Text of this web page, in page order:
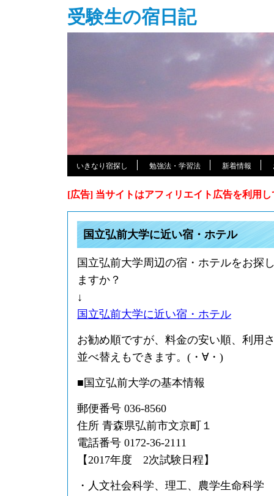
受験生の宿日記
いきなり宿探し 勉強法・学習法 新着情報
[広告] 当サイトはアフィリエイト広告を利用
国立弘前大学に近い宿・ホテル
国立弘前大学周辺の宿・ホテルをお探
ますか？
↓
国立弘前大学に近い宿・ホテル
お勧め順ですが、料金の安い順、利用
並べ替えもできます。(・∀・)
■国立弘前大学の基本情報
郵便番号 036-8560
住所 青森県弘前市文京町１
電話番号 0172-36-2111
【2017年度 2次試験日程】
・人文社会科学、理工、農学生命科学